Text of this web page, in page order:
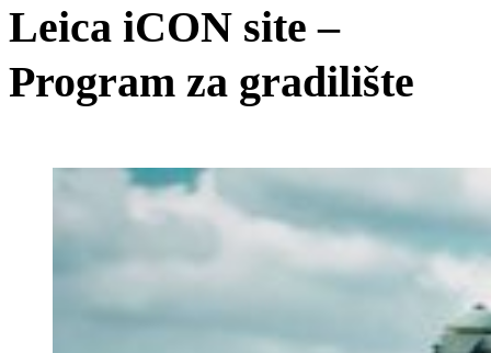
Leica iCON site –
Program za gradilište